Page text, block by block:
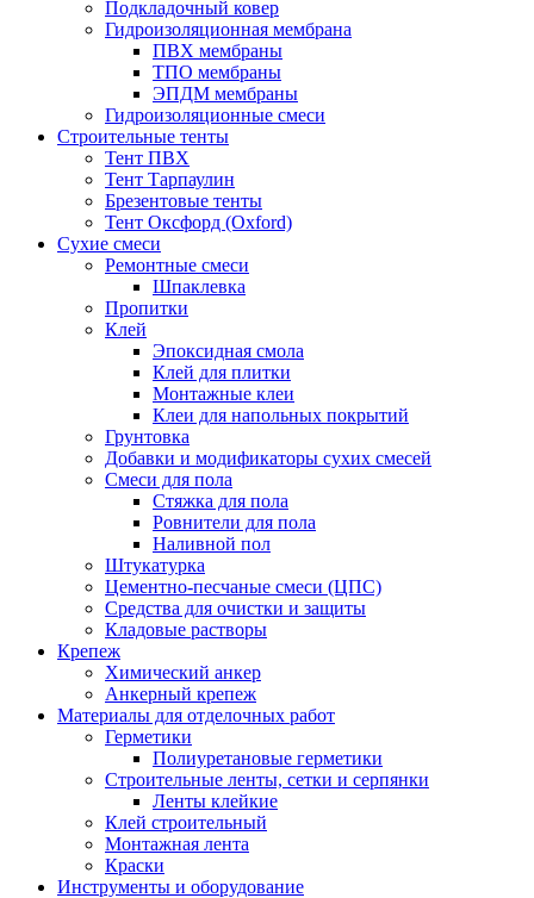
Подкладочный ковер
Гидроизоляционная мембрана
ПВХ мембраны
ТПО мембраны
ЭПДМ мембраны
Гидроизоляционные смеси
Строительные тенты
Тент ПВХ
Тент Тарпаулин
Брезентовые тенты
Тент Оксфорд (Oxford)
Сухие смеси
Ремонтные смеси
Шпаклевка
Пропитки
Клей
Эпоксидная смола
Клей для плитки
Монтажные клеи
Клеи для напольных покрытий
Грунтовка
Добавки и модификаторы сухих смесей
Смеси для пола
Стяжка для пола
Ровнители для пола
Наливной пол
Штукатурка
Цементно-песчаные смеси (ЦПС)
Средства для очистки и защиты
Кладовые растворы
Крепеж
Химический анкер
Анкерный крепеж
Материалы для отделочных работ
Герметики
Полиуретановые герметики
Строительные ленты, сетки и серпянки
Ленты клейкие
Клей строительный
Монтажная лента
Краски
Инструменты и оборудование